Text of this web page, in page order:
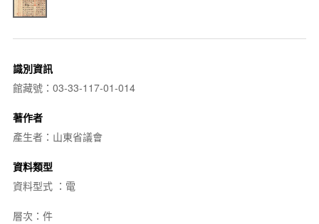
識別資訊
館藏號：03-33-117-01-014
著作者
產生者：山東省議會
資料類型
資料型式 ：電
層次：件